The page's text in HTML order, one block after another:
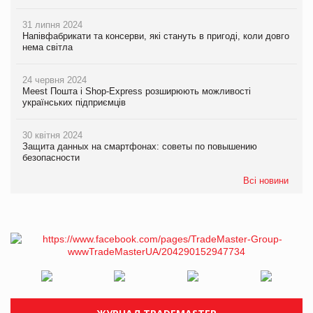
31 липня 2024
Напівфабрикати та консерви, які стануть в пригоді, коли довго
нема світла
24 червня 2024
Meest Пошта і Shop-Express розширюють можливості
українських підприємців
30 квітня 2024
Защита данных на смартфонах: советы по повышению
безопасности
Всі новини